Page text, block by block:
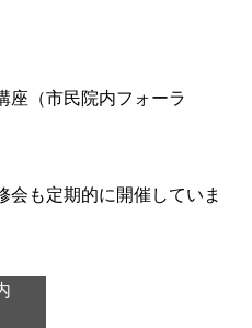
座（市民院内フォーラ
会も定期的に開催していま